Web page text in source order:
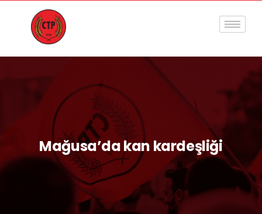
Mağusa’da kan kardeşliği